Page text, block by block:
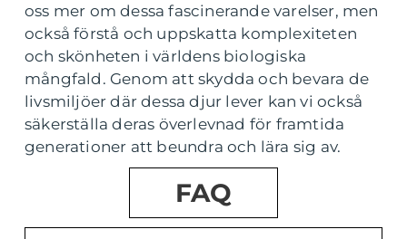
oss mer om dessa fascinerande varelser, men
också förstå och uppskatta komplexiteten
och skönheten i världens biologiska
mångfald. Genom att skydda och bevara de
livsmiljöer där dessa djur lever kan vi också
säkerställa deras överlevnad för framtida
generationer att beundra och lära sig av.
FAQ